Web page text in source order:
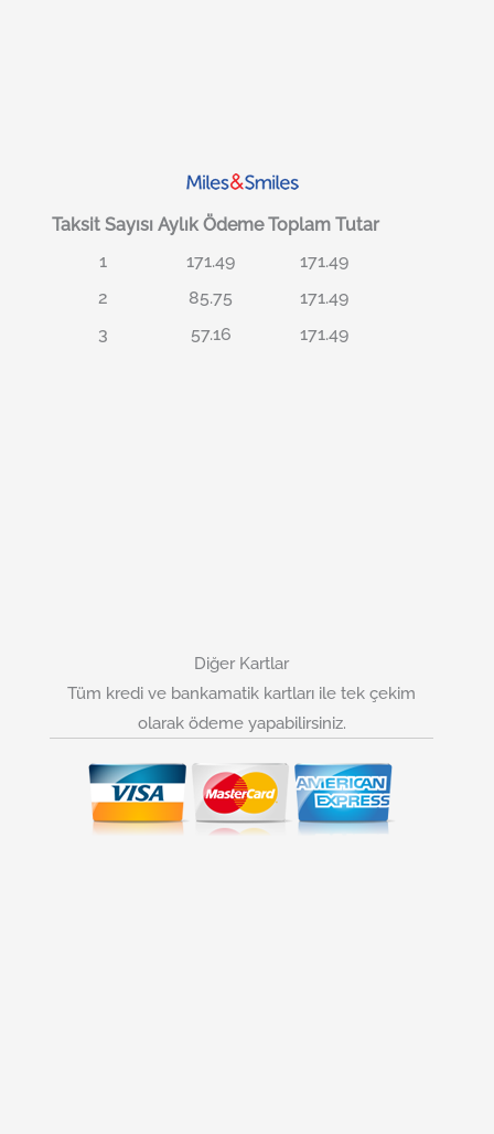
Taksit Sayısı Aylık Ödeme Toplam Tutar
1
171.49
171.49
2
85.75
171.49
3
57.16 171.49
Diğer Kartlar
Tüm kredi ve bankamatik kartları ile tek çekim
olarak ödeme yapabilirsiniz.